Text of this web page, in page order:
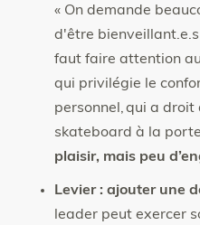
« On demande
d'être bienveillant.e.s
faut faire attention
qui privilégie le
personnel, qui a
skateboard à la
plaisir, mais peu
Levier : ajouter une
leader peut exercer